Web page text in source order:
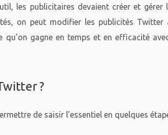
les publicitaires devaient créer et gérer
on peut modifier les publicités Twitter
gagne en temps et en efficacité
?
de saisir l’essentiel en quelques